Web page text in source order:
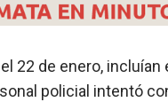
22 de enero,
policial intentó